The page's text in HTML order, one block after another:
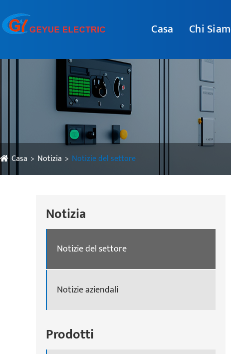
Casa Chi
Casa Notizia Notizie del settore
Notizia
Notizie del settore
Notizie aziendali
Prodotti